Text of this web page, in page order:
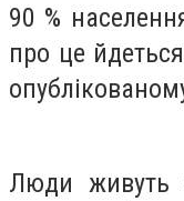
90 %
про це
Люди живуть